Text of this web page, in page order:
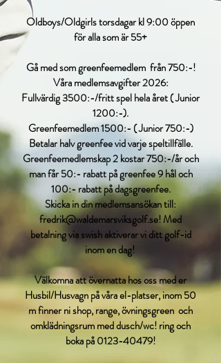
Oldboys/Oldgirls torsdagar kl 9:00 öppen
för alla som är 55+
Gå med som greenfeemedlem från 750:-!
Våra medlemsavgifter 2026:
Fullvärdig 3500:-/fritt spel hela året ( Junior
1200:-).
Greenfeemedlem 1500:- ( Junior 750:-)
Betalar halv greenfee vid varje speltillfälle.
Greenfeemedlemskap 2 kostar 750:-/år och
man får 50:- rabatt på greenfee 9 hål och
100:- rabatt på dagsgreenfee.
Skicka in din medlemsansökan till:
fredrik@waldemarsviksgolf.se! Med
betalning via swish aktiverar vi ditt golf-id
inom en dag!
Välkomna att övernatta hos oss med er
Husbil/Husvagn på våra el-platser, inom 50
m finner ni shop, range, övningsgreen och
omklädningsrum med dusch/wc! ring och
boka på0123-40479!